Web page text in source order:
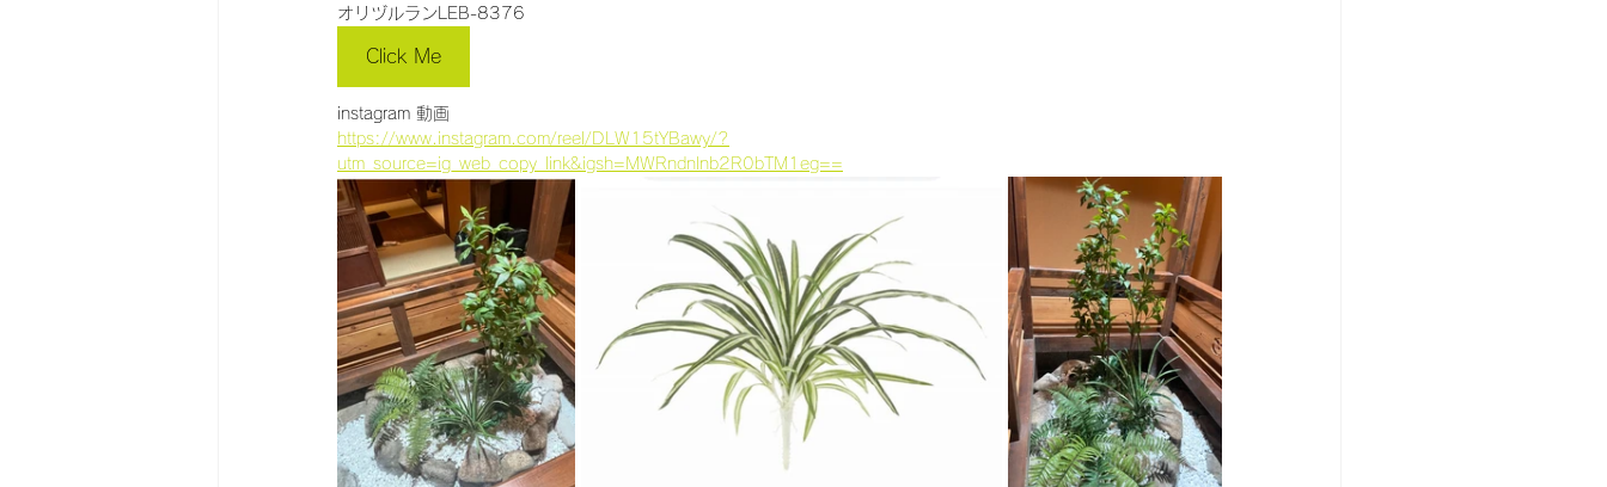
オリヅルランLEB-8376
Click Me
instagram 動画
https://www.instagram.com/reel/DLW15tYBawy/?
utm_source=ig_web_copy_link&igsh=MWRndnlnb2R0bTM1eg==